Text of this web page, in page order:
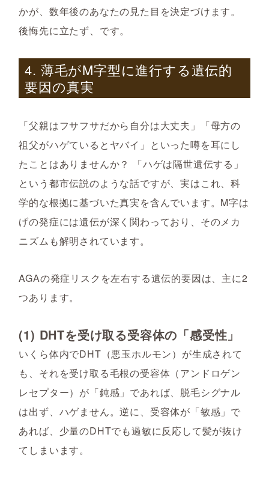
かが、数年後のあなたの見た目を決定づけます。
後悔先に立たず、です。
4. 薄毛がM字型に進行する遺伝的
要因の真実
「父親はフサフサだから自分は大丈夫」「母方の
祖父がハゲているとヤバイ」といった噂を耳にし
たことはありませんか？ 「ハゲは隔世遺伝する」
という都市伝説のような話ですが、実はこれ、科
学的な根拠に基づいた真実を含んでいます。M字は
げの発症には遺伝が深く関わっており、そのメカ
ニズムも解明されています。
AGAの発症リスクを左右する遺伝的要因は、主に2
つあります。
(1) DHTを受け取る受容体の「感受性」
いくら体内でDHT（悪玉ホルモン）が生成されて
も、それを受け取る毛根の受容体（アンドロゲン
レセプター）が「鈍感」であれば、脱毛シグナル
は出ず、ハゲません。逆に、受容体が「敏感」で
あれば、少量のDHTでも過敏に反応して髪が抜け
てしまいます。